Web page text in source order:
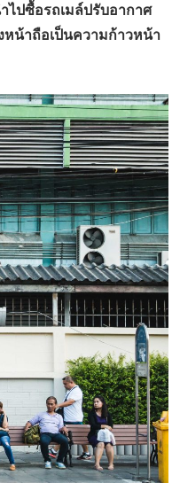
ปซื้อรถเมล์ปรับอากาศ
น้าถือเป็นความก้าวหน้า